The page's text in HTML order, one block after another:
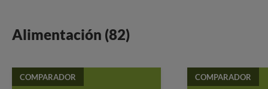
Alimentación (82)
COMPARADOR COMPARADOR